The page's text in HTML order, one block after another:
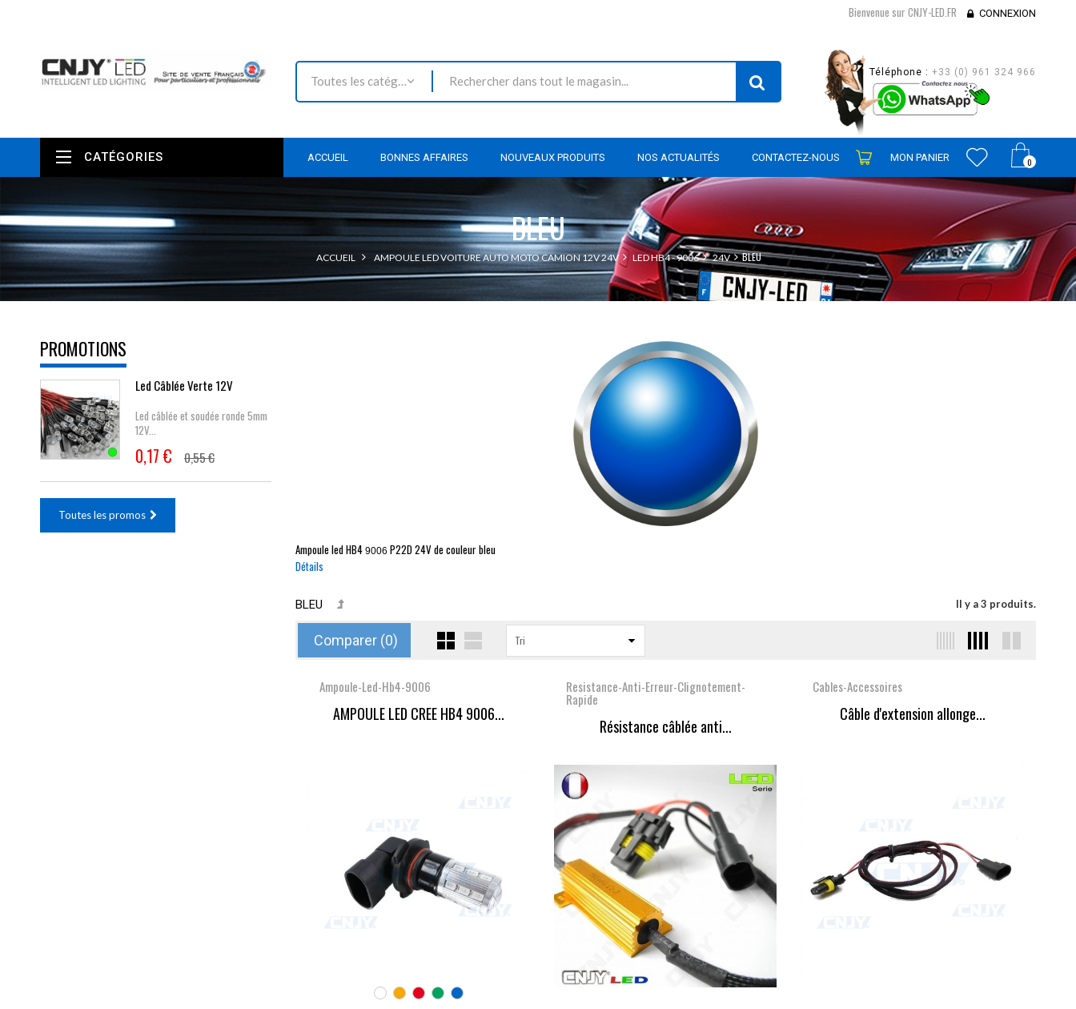
Bienvenue sur CNJY-LED.FR CONNEXION
Toutes les catégories
Téléphone : +33 (0) 961 324 966
0
ACCUEIL BONNES AFFAIRES NOUVEAUX PRODUITS NOS ACTUALITÉS CONTACTEZ-NOUS MON PANIER
CATÉGORIES
BLEU
ACCUEIL AMPOULE LED VOITURE AUTO MOTO CAMION 12V 24V LED HB4 - 9006 24V BLEU
PROMOTIONS
Led Câblée Verte 12V
Led câblée et soudée ronde 5mm
12V...
0,17 € 0,55 €
Toutes les promos
Ampoule ledHB49006 P22D24V de couleur bleu
Détails
BLEU Il y a 3 produits.
Comparer (0) Tri
Ampoule-Led-Hb4-9006
AMPOULE LED CREE HB4 9006...
Resistance-Anti-Erreur-Clignotement-
Rapide
Résistance câblée anti...
Cables-Accessoires
Câble d'extension allonge...